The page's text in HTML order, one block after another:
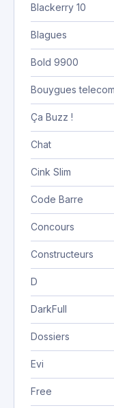
Blackerry 10
Blagues
Bold 9900
Bouygues telecom
Ça Buzz !
Chat
Cink Slim
Code Barre
Concours
Constructeurs
D
DarkFull
Dossiers
Evi
Free